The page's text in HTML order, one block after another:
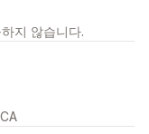
지 않습니다.